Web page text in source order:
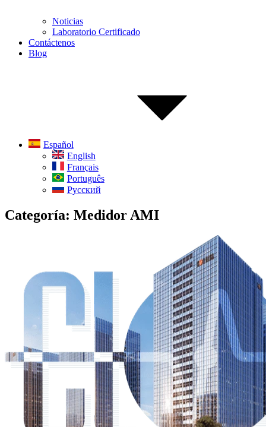
Noticias
Laboratorio Certificado
Contáctenos
Blog
Español
English
Français
Português
Русский
Categoría: Medidor AMI